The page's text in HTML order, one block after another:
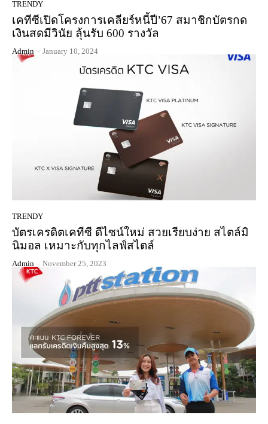
TRENDY
เคทีซีเปิดโครงการเคลียร์หนี้ปี’67 สมาชิกบัตรกด
เงินสดมีวินัย ลุ้นรับ 600 รางวัล
Admin - January 10, 2024
TRENDY
บัตรเครดิตเคทีซี ดีไซน์ใหม่ สวยเรียบง่าย สไตล์มิ
นิมอล เหมาะกับทุกไลฟ์สไตล์
Admin - November 25, 2023